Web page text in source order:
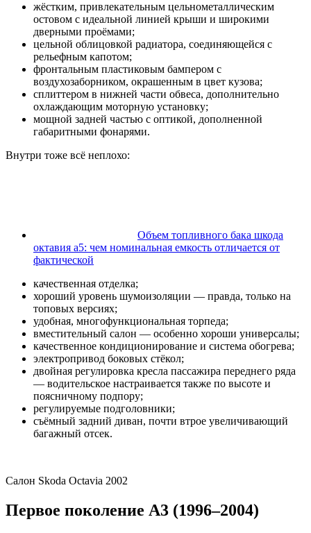
жёстким, привлекательным цельнометаллическим
остовом с идеальной линией крыши и широкими
дверными проёмами;
цельной облицовкой радиатора, соединяющейся с
рельефным капотом;
фронтальным пластиковым бампером с
воздухозаборником, окрашенным в цвет кузова;
сплиттером в нижней части обвеса, дополнительно
охлаждающим моторную установку;
мощной задней частью с оптикой, дополненной
габаритными фонарями.
Внутри тоже всё неплохо:
Объем топливного бака шкода
октавия а5: чем номинальная емкость отличается от
фактической
качественная отделка;
хороший уровень шумоизоляции — правда, только на
топовых версиях;
удобная, многофункциональная торпеда;
вместительный салон — особенно хороши универсалы;
качественное кондиционирование и система обогрева;
электропривод боковых стёкол;
двойная регулировка кресла пассажира переднего ряда
— водительское настраивается также по высоте и
поясничному подпору;
регулируемые подголовники;
съёмный задний диван, почти втрое увеличивающий
багажный отсек.
Салон Skoda Octavia 2002
Первое поколение A3 (1996–2004)